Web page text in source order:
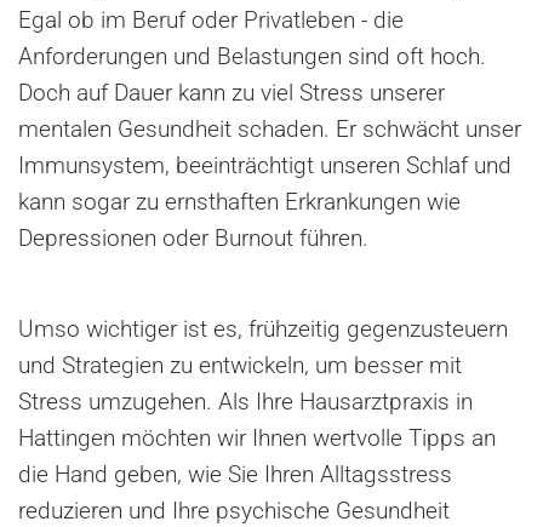
Egal ob im Beruf oder Privatleben - die
Anforderungen und Belastungen sind oft hoch.
Doch auf Dauer kann zu viel Stress unserer
mentalen Gesundheit schaden. Er schwächt unser
Immunsystem, beeinträchtigt unseren Schlaf und
kann sogar zu ernsthaften Erkrankungen wie
Depressionen oder Burnout führen.
Umso wichtiger ist es, frühzeitig gegenzusteuern
und Strategien zu entwickeln, um besser mit
Stress umzugehen. Als Ihre Hausarztpraxis in
Hattingen möchten wir Ihnen wertvolle Tipps an
die Hand geben, wie Sie Ihren Alltagsstress
reduzieren und Ihre psychische Gesundheit